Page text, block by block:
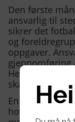
Den første
ansvarlig til
sikrer det
og
oppgaver.
gjennomføring
Herds
skal innføres i
En skal sørge